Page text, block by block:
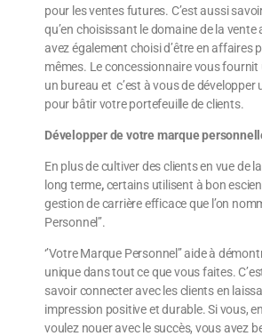
pour les ventes futures. C’est aussi
qu’en choisissant le domaine de la
avez également choisi d’être en affaires
mêmes. Le concessionnaire vous fournit
un bureau et c’est à vous de développer
pour bâtir votre portefeuille de clients.
Développer de votre marque
En plus de cultiver des clients en vue de
long terme,certains utilisent à bon
gestion de carrière efficace que l’on
Personnel’’.
‘’Votre Marque Personnel’’ aide à
unique dans tout ce que vous faites.
savoir connecter avec les clients en
impression positive et durable. Si vous,
voulez nouer avec le succès, vous avez